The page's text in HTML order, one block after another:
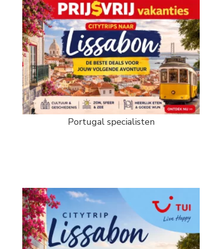
Portugal specialisten